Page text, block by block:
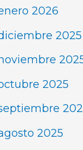
2026
2025
2025
2025